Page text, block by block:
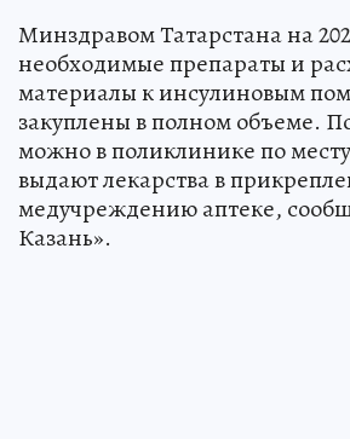
Минздравом Татарстана на
необходимые препараты и
материалы к инсулиновым
закуплены в полном объеме.
можно в поликлинике по
выдают лекарства в
медучреждению аптеке,
Казань».